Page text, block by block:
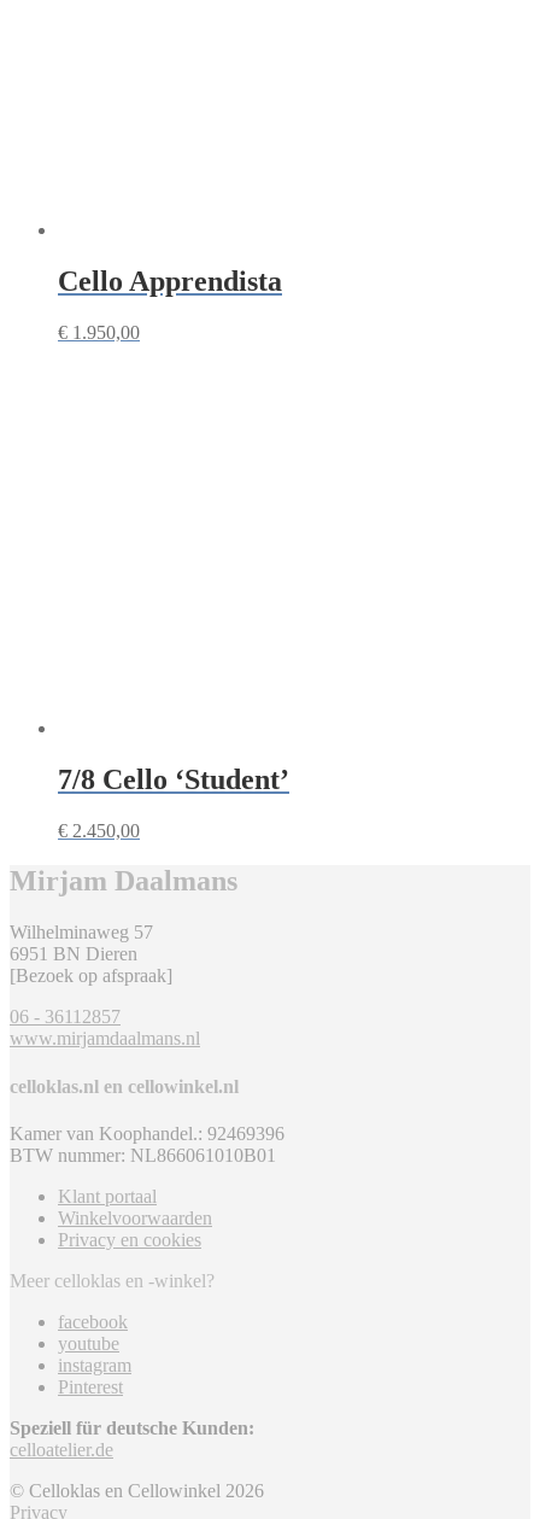
Cello Apprendista
€ 1.950,00
7/8 Cello ‘Student’
€ 2.450,00
Mirjam Daalmans
Wilhelminaweg 57
6951 BN Dieren
[Bezoek op afspraak]
06 - 36112857
www.mirjamdaalmans.nl
celloklas.nl en cellowinkel.nl
Kamer van Koophandel.: 92469396
BTW nummer: NL866061010B01
Klant portaal
Winkelvoorwaarden
Privacy en cookies
Meer celloklas en -winkel?
facebook
youtube
instagram
Pinterest
Speziell für deutsche Kunden:
celloatelier.de
© Celloklas en Cellowinkel 2026
Privacy